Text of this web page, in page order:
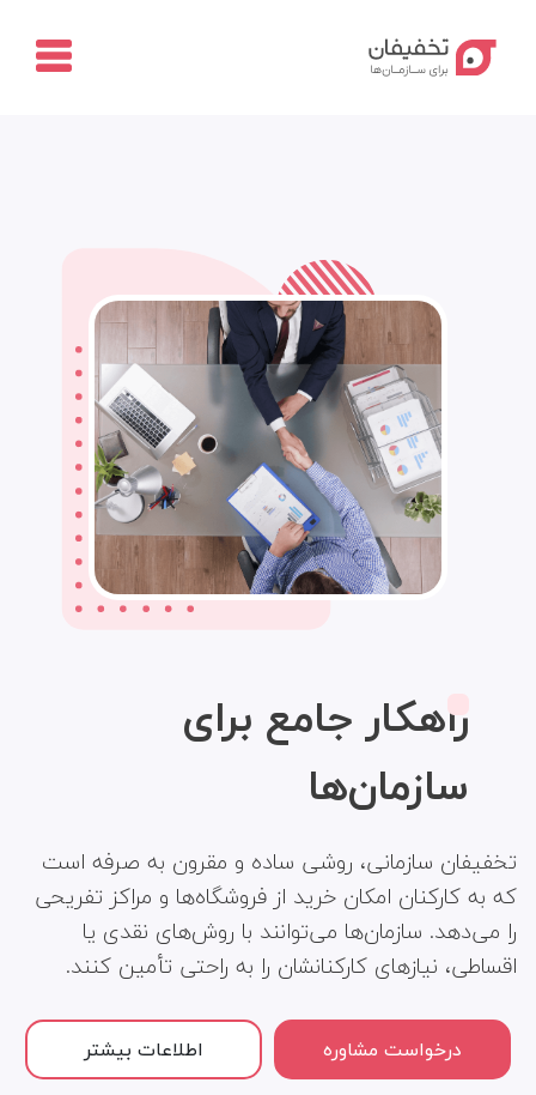
راهکار جامع برای
سازمان‌ها
تخفیفان سازمانی، روشی ساده و مقرون‌ به‌ صرفه است
که به کارکنان امکان خرید از فروشگاه‌ها و مراکز تفریحی
را می‌دهد. سازمان‌ها می‌توانند با روش‌های نقدی یا
اقساطی، نیازهای کارکنانشان را به راحتی تأمین کنند.
درخواست مشاوره اطلاعات بیشتر